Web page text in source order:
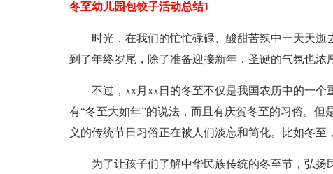
冬至幼儿园包饺子活动总结1
时光，在我们的忙忙碌碌、酸甜苦辣中一天天逝
到了年终岁尾，除了准备迎接新年，圣诞的气氛也浓
不过，xx月xx日的冬至不仅是我国农历中的一个
有“冬至大如年”的说法，而且有庆贺冬至的习俗。
义的传统节日习俗正在被人们淡忘和简化。比如冬至
为了让孩子们了解中华民族传统的冬至节，弘扬